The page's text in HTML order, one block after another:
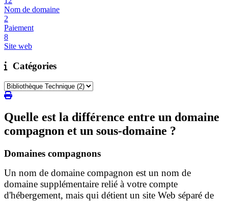
Nom de domaine
2
Paiement
8
Site web
Catégories
Quelle est la différence entre un domaine
compagnon et un sous-domaine ?
Domaines compagnons
Un nom de domaine compagnon est un nom de
domaine supplémentaire relié à votre compte
d'hébergement, mais qui détient un site Web séparé de